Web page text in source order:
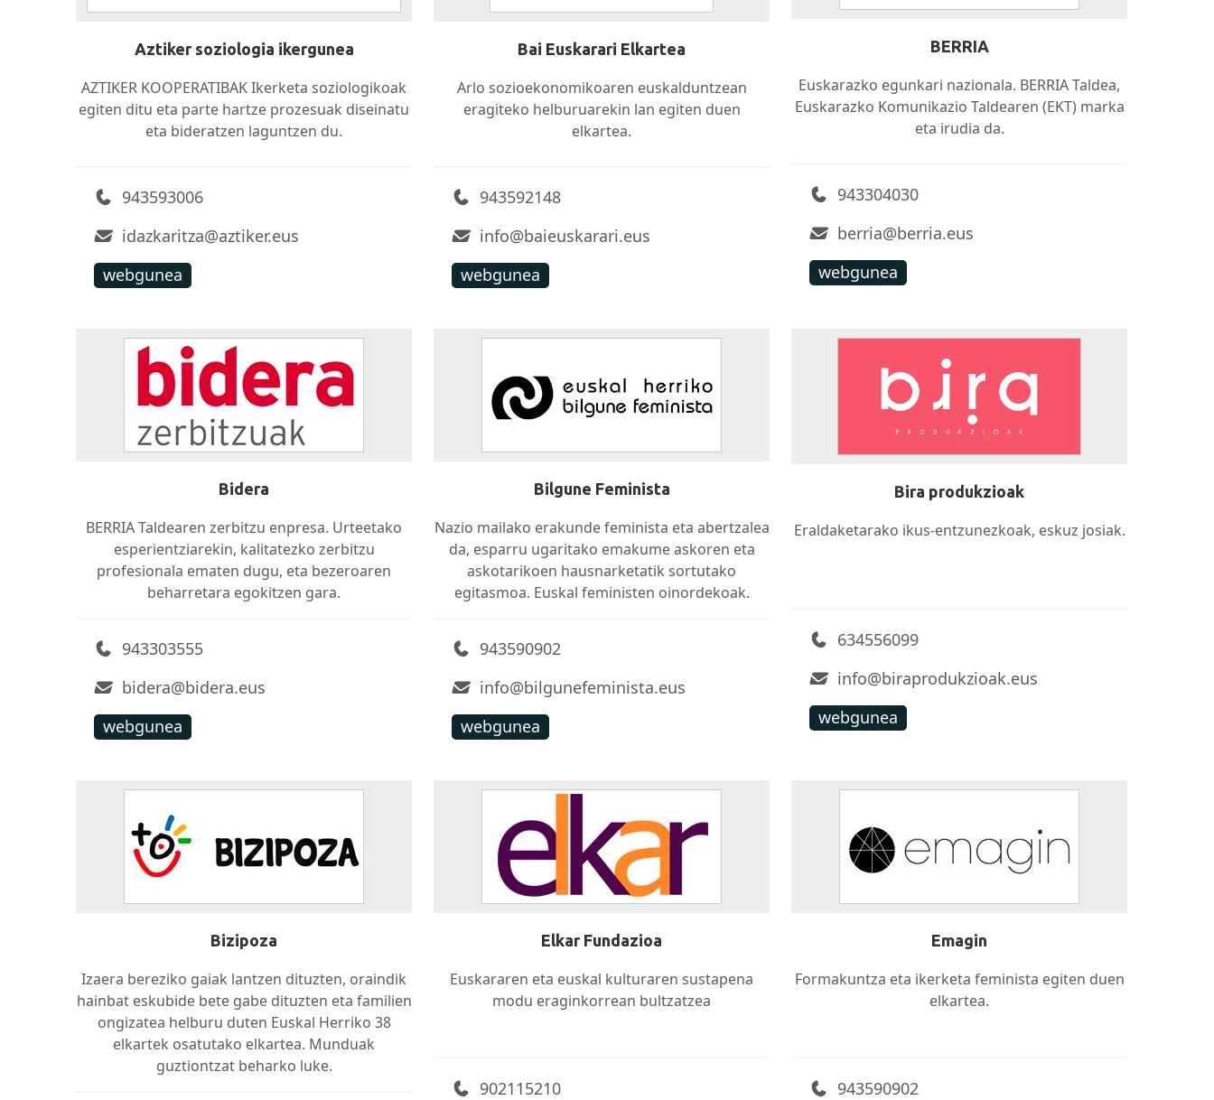
Aztiker soziologia ikergunea
AZTIKER KOOPERATIBAK Ikerketa soziologikoak
egiten ditu eta parte hartze prozesuak diseinatu
eta bideratzen laguntzen du.
943593006
idazkaritza@aztiker.eus
webgunea
Bai Euskarari Elkartea
Arlo sozioekonomikoaren euskalduntzean
eragiteko helburuarekin lan egiten duen
elkartea.
943592148
info@baieuskarari.eus
webgunea
BERRIA
Euskarazko egunkari nazionala. BERRIA Taldea,
Euskarazko Komunikazio Taldearen (EKT) marka
eta irudia da.
943304030
berria@berria.eus
webgunea
Bidera
BERRIA Taldearen zerbitzu enpresa. Urteetako
esperientziarekin, kalitatezko zerbitzu
profesionala ematen dugu, eta bezeroaren
beharretara egokitzen gara.
943303555
bidera@bidera.eus
webgunea
Bilgune Feminista
Nazio mailako erakunde feminista eta abertzalea
da, esparru ugaritako emakume askoren eta
askotarikoen hausnarketatik sortutako
egitasmoa. Euskal feministen oinordekoak.
943590902
info@bilgunefeminista.eus
webgunea
Bira produkzioak
Eraldaketarako ikus-entzunezkoak, eskuz josiak.
634556099
info@biraprodukzioak.eus
webgunea
Bizipoza
Izaera bereziko gaiak lantzen dituzten, oraindik
hainbat eskubide bete gabe dituzten eta familien
ongizatea helburu duten Euskal Herriko 38
elkartek osatutako elkartea. Munduak
guztiontzat beharko luke.
Elkar Fundazioa
Euskararen eta euskal kulturaren sustapena
modu eraginkorrean bultzatzea
902115210
Emagin
Formakuntza eta ikerketa feminista egiten duen
elkartea.
943590902